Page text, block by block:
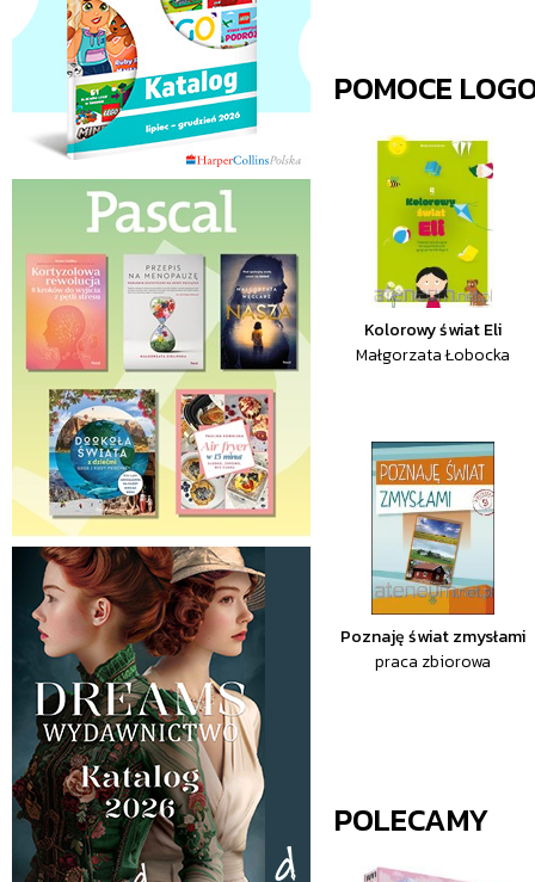
POMOCE
Kolorowy świat Eli
Małgorzata Łobocka
Poznaję świat zmysłami
praca zbiorowa
POLECAMY